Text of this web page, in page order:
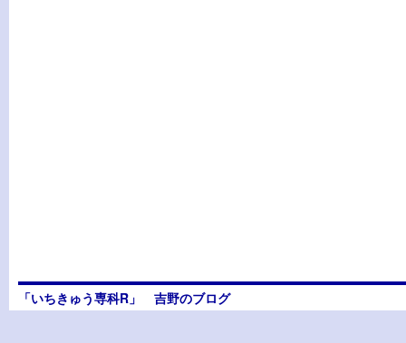
「いちきゅう専科R」 吉野のブログ